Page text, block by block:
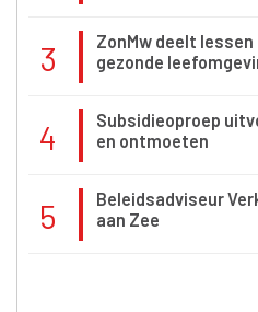
3
ZonMw deelt
gezonde
4
Subsidieoproep
en ontmoeten
5
Beleidsadviseur
aan Zee